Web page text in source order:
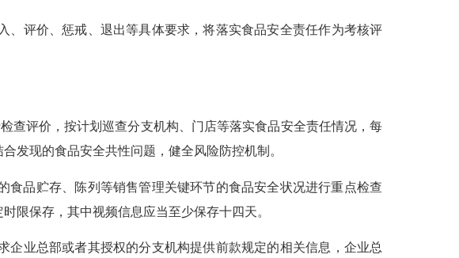
评价、惩戒、退出等具体要求，将落实食品安全责任作为考核评
评价，按计划巡查分支机构、门店等落实食品安全责任情况，每
发现的食品安全共性问题，健全风险防控机制。
品贮存、陈列等销售管理关键环节的食品安全状况进行重点检查
限保存，其中视频信息应当至少保存十四天。
业总部或者其授权的分支机构提供前款规定的相关信息，企业总